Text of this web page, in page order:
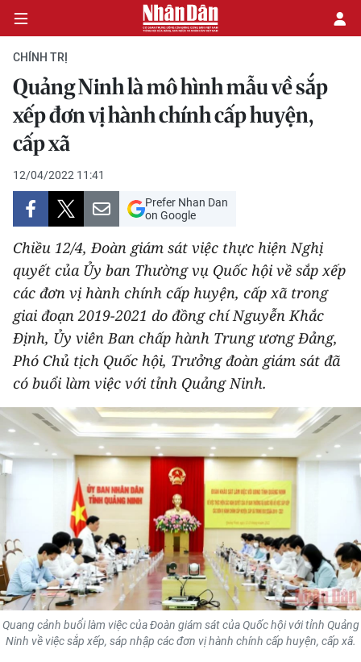
CHÍNH TRỊ
KINH TẾ
VĂN HÓA
XÃ HỘI
PHÁP LUẬT
DU LỊCH
THẾ GIỚI
THỂ THAO
GIÁO DỤC
Y TẾ
KHOA HỌC - CÔNG NGHỆ
MÔI TRƯỜNG
BẠN ĐỌC
KIỂM CHỨNG THÔNG TIN
TRI THỨC CHUYÊN SÂU
CHÍNH TRỊ
Quảng Ninh là mô hình mẫu về sắp
xếp đơn vị hành chính cấp huyện,
cấp xã
12/04/2022 11:41
Prefer Nhan Dan
on Google
Chiều 12/4, Đoàn giám sát việc thực hiện Nghị
quyết của Ủy ban Thường vụ Quốc hội về sắp xếp
các đơn vị hành chính cấp huyện, cấp xã trong
giai đoạn 2019-2021 do đồng chí Nguyễn Khắc
Định, Ủy viên Ban chấp hành Trung ương Đảng,
Phó Chủ tịch Quốc hội, Trưởng đoàn giám sát đã
có buổi làm việc với tỉnh Quảng Ninh.
Quang cảnh buổi làm việc của Đoàn giám sát của Quốc hội với tỉnh Quảng
Ninh về việc sắp xếp, sáp nhập các đơn vị hành chính cấp huyện, cấp xã.